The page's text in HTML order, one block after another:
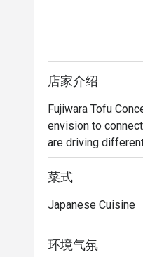
店家介绍
Fujiwara Tofu
envision to
are driving
wee hours until
菜式
Japanese Cuisine
环境气氛